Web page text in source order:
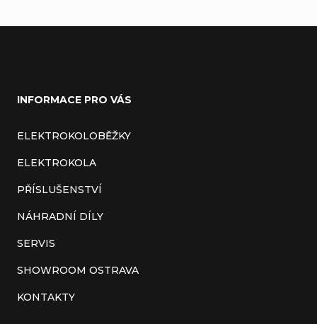
INFORMACE PRO VÁS
ELEKTROKOLOBĚŽKY
ELEKTROKOLA
PŘÍSLUŠENSTVÍ
NÁHRADNÍ DÍLY
SERVIS
SHOWROOM OSTRAVA
KONTAKTY